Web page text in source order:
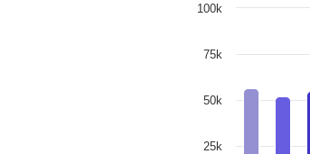
25k
50k
75k
100k